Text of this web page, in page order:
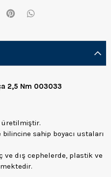
2,5 Nm 003033
üretilmiştir.
sahip boyacı ustaları
ve dış cephelerde, plastik ve